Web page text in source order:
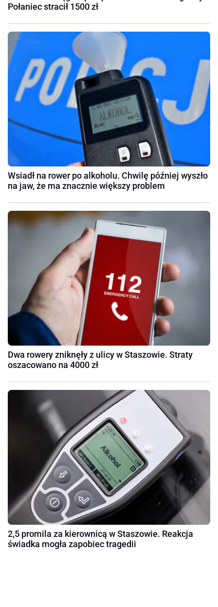
Połaniec stracił 1500 zł
Wsiadł na rower po alkoholu. Chwilę później wyszło
na jaw, że ma znacznie większy problem
Dwa rowery zniknęły z ulicy w Staszowie. Straty
oszacowano na 4000 zł
2,5 promila za kierownicą w Staszowie. Reakcja
świadka mogła zapobiec tragedii